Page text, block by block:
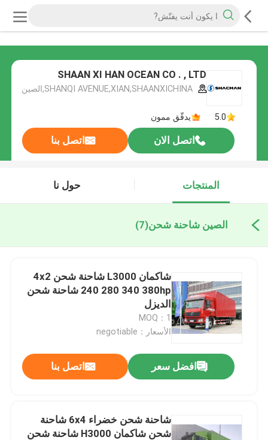
SHAAN XI HAN OCEAN CO . , LTD
5.0 يدقّق ممون
اتصل الان اتصل بنا
المنتجات حول نا
الصين شاحنة شحن(7)
شاكمان L3000 شاحنة شحن 4x2
240 280 340 380hp شاحنة شحن
الديزل
MOQ：1
الأسعار：negotiable
افضل سعر اتصل بنا
شاحنة شحن خضراء 6x4 شاحنة
شحن شاكمان H3000 شاحنة شحن